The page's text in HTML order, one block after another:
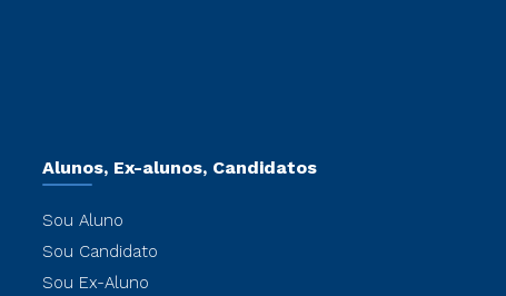
Alunos, Ex-alunos, Candidatos
Sou Aluno
Sou Candidato
Sou Ex-Aluno